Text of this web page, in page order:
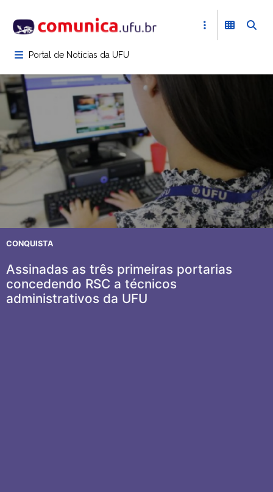
para
conteúdoPortal de Notícias da UFU
CONQUISTA
Assinadas as três primeiras portarias
concedendo RSC a técnicos
administrativos da UFU